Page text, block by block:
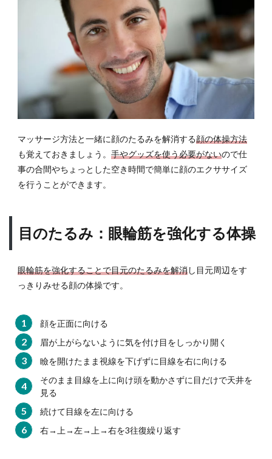
マッサージ方法と一緒に顔のたるみを解消する顔の体操方法
も覚えておきましょう。 手やグッズを使う必要がないので仕
事の合間やちょっとした空き時間で簡単に顔のエクササイズ
を行うことができます。
目のたるみ：眼輪筋を強化する体操
眼輪筋を強化することで目元のたるみを解消し目元周辺をす
っきりみせる顔の体操です。
顔を正面に向ける
眉が上がらないように気を付け目をしっかり開く
瞼を開けたまま視線を下げずに目線を右に向ける
そのまま目線を上に向け頭を動かさずに目だけで天井を
見る
続けて目線を左に向ける
右→上→左→上→右を3往復繰り返す